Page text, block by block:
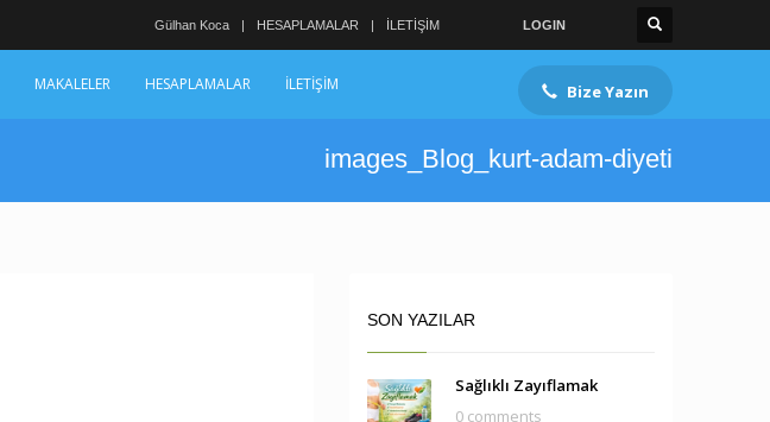
Gülhan Koca HESAPLAMALAR İLETİŞİM LOGIN
MAKALELER HESAPLAMALAR İLETİŞİM Bize Yazın
images_Blog_kurt-adam-diyeti
SON YAZILAR
Sağlıklı Zayıflamak
0 comments